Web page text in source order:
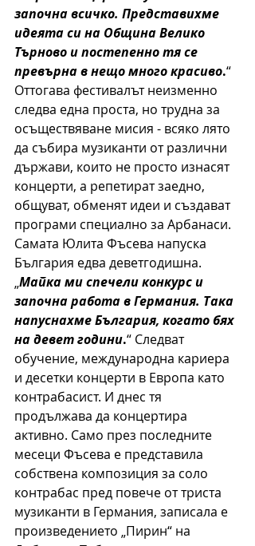
започна всичко. Представихме
идеята си на Община Велико
Търново и постепенно тя се
превърна в нещо много красиво.“
Оттогава фестивалът неизменно
следва една проста, но трудна за
осъществяване мисия - всяко лято
да събира музиканти от различни
държави, които не просто изнасят
концерти, а репетират заедно,
общуват, обменят идеи и създават
програми специално за Арбанаси.
Самата Юлита Фъсева напуска
България едва деветгодишна.
„Майка ми спечели конкурс и
започна работа в Германия. Така
напуснахме България, когато бях
на девет години.“ Следват
обучение, международна кариера
и десетки концерти в Европа като
контрабасист. И днес тя
продължава да концертира
активно. Само през последните
месеци Фъсева е представила
собствена композиция за соло
контрабас пред повече от триста
музиканти в Германия, записала е
произведението „Пирин“ на